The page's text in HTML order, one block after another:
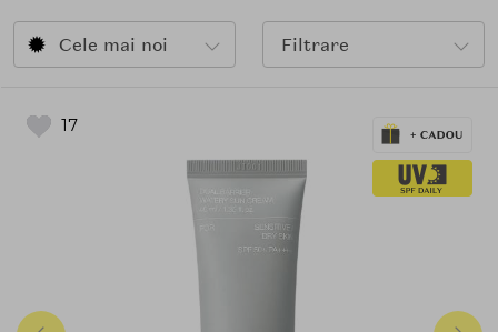
sanatoasa si stralucitoare.
Cele mai noi Filtrare
17